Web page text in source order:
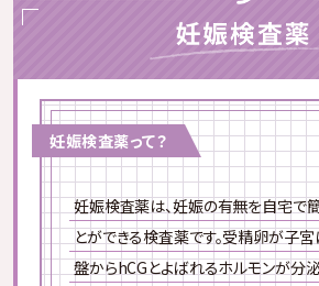
葉酸の種類
葉酸は2種類に分けら
体内での吸収率が
ロー
（7本入り
アクラス製薬
（5本入りor10本入）
検査薬感度：40mlU/mL
妊娠検査薬って？
妊娠検査薬は、妊娠の有無を自宅で
とができる検査薬です。受精卵が子
盤からhCGとよばれるホルモンが分泌